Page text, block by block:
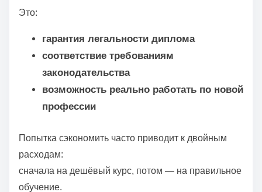
Это:
гарантия легальности диплома
соответствие требованиям
законодательства
возможность реально работать по новой
профессии
Попытка сэкономить часто приводит к двойным
расходам:
сначала на дешёвый курс, потом — на правильное
обучение.